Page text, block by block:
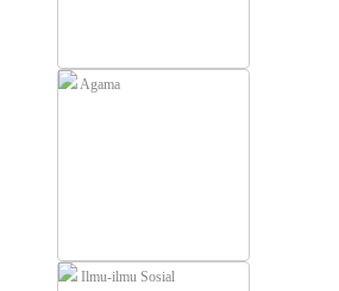
Agama
Ilmu-ilmu Sosial